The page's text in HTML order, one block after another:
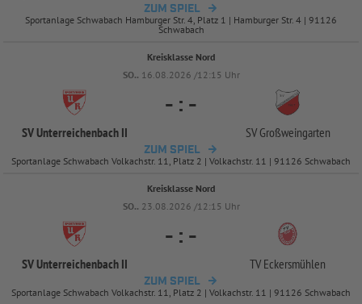
ZUM SPIEL
Sportanlage Schwabach Hamburger Str. 4, Platz 1 | Hamburger Str. 4 | 91126
Schwabach
Kreisklasse Nord
SO.. 16.08.2026 /12:15 Uhr
SV Unterreichenbach II
- : -
SV Großweingarten
ZUM SPIEL
Sportanlage Schwabach Volkachstr. 11, Platz 2 | Volkachstr. 11 | 91126 Schwabach
Kreisklasse Nord
SO.. 23.08.2026 /12:15 Uhr
SV Unterreichenbach II
- : -
TV Eckersmühlen
ZUM SPIEL
Sportanlage Schwabach Volkachstr. 11, Platz 2 | Volkachstr. 11 | 91126 Schwabach